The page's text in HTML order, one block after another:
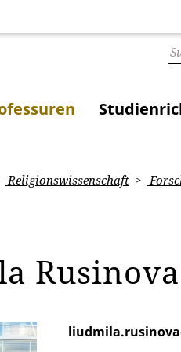
Religionswissenschaft
Rusinova